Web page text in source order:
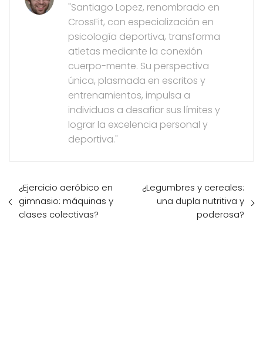
"Santiago Lopez, renombrado en
CrossFit, con especialización en
psicología deportiva, transforma
atletas mediante la conexión
cuerpo-mente. Su perspectiva
única, plasmada en escritos y
entrenamientos, impulsa a
individuos a desafiar sus límites y
lograr la excelencia personal y
deportiva."
¿Ejercicio aeróbico en
gimnasio: máquinas y
clases colectivas?
¿Legumbres y cereales:
una dupla nutritiva y
poderosa?